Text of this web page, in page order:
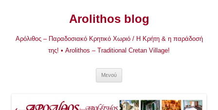
Arolithos blog
Αρόλιθος – Παραδοσιακό Κρητικό Χωριό / Η Κρήτη & η παράδοσή
της! • Arolithos – Traditional Cretan Village!
Μενού